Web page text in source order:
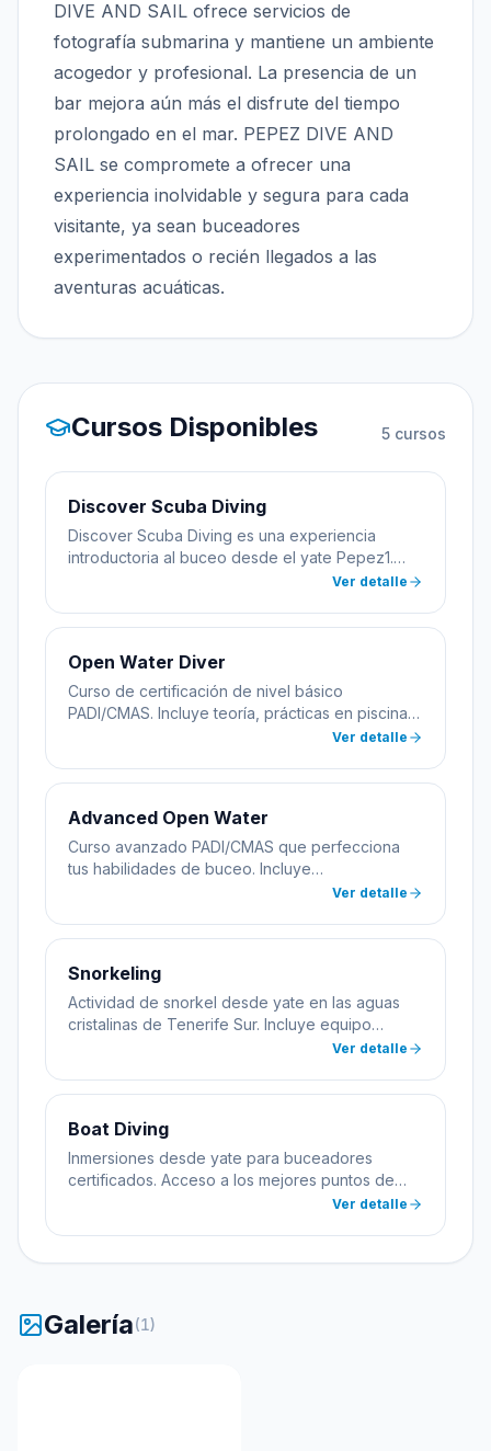
DIVE AND SAIL ofrece servicios de
fotografía submarina y mantiene un ambiente
acogedor y profesional. La presencia de un
bar mejora aún más el disfrute del tiempo
prolongado en el mar. PEPEZ DIVE AND
SAIL se compromete a ofrecer una
experiencia inolvidable y segura para cada
visitante, ya sean buceadores
experimentados o recién llegados a las
aventuras acuáticas.
Cursos Disponibles 5 cursos
Discover Scuba Diving
Discover Scuba Diving es una experiencia
introductoria al buceo desde el yate Pepez1.
Incluye práctica inicial en piscina seguida de
certificado. Ideal para quienes quieren probar el
Ver detalle
Open Water Diver
Curso de certificación de nivel básico
PADI/CMAS. Incluye teoría, prácticas en piscina e
inmersiones en aguas abiertas desde yate.
con instructores multilingües certificados.
Ver detalle
Advanced Open Water
Curso avanzado PADI/CMAS que perfecciona
tus habilidades de buceo. Incluye
especialidades como navegación submarina,
se realizan desde el yate Pepez1.
Ver detalle
Snorkeling
Actividad de snorkel desde yate en las aguas
cristalinas de Tenerife Sur. Incluye equipo
completo y guía. Apto para toda la familia desde
Ver detalle
Boat Diving
Inmersiones desde yate para buceadores
certificados. Acceso a los mejores puntos de
buceo de Las Galletas sin necesidad deVer detalle
Galería(1)